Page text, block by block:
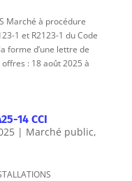
Marché à procédure
1 et R2123-1 du Code
forme d’une lettre de
: 18 août 2025 à
14 CCI
| Marché public,